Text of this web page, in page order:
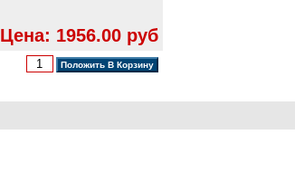
Цена: 1956.00 руб